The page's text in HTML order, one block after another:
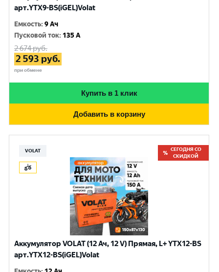
арт.YTX9-BS(iGEL)Volat
Емкость:9 Ач
Пусковой ток: 135 A
2 674руб.
2 593 руб.
при обмене
Купить в 1 клик
Добавить в корзину
VOLAT
СЕГОДНЯ СО
СКИДКОЙ
Аккумулятор VOLAT (12 Ач, 12 V) Прямая, L+ YTX12-BS
арт.YTX12-BS(iGEL)Volat